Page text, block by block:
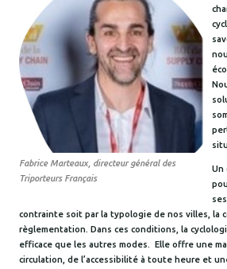
Fabrice Marteaux, directeur général des
Triporteurs Français
Un
contrainte soit par la typologie de nos villes, la
règlementation. Dans ces conditions, la
efficace que les autres modes. Elle offre une
circulation, de l’accessibilité à toute heure et